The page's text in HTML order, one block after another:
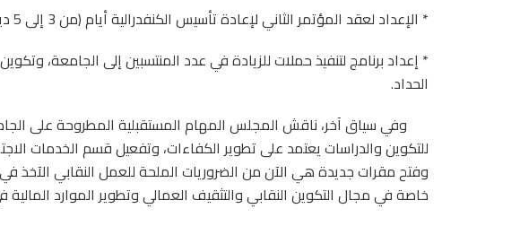
* الإعداد لعقد المؤتمر الثاني لإعادة تأسيس الكنفدرالية أيام (من 3 إلى 5 ديسمبر 2016).
* إعداد برنامج لتنفيذ حملات للزيادة في عدد المنتسبين إلى الجامعة،
الحداد.
وفي سياق آخر، ناقش المجلس المهام المستقبلية المطروحة على
للتكوين والدراسات يعتمد على تطوير الكفاءات، وتفعيل قسم الخدمات
وفتح مقرات جديدة هي الآن من الضروريات الملحة للعمل النقابي الآخذ
خاصة في مجال التكوين النقابي والتثقيف العمالي وتطوير الموارد المالية